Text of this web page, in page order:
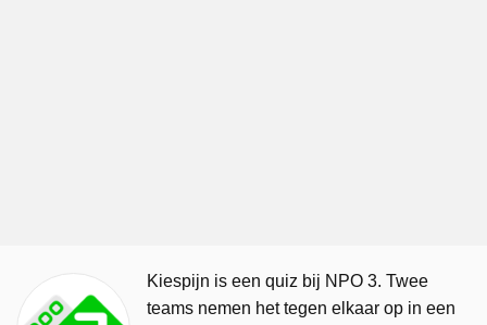
Kiespijn is een quiz bij NPO 3. Twee
teams nemen het tegen elkaar op in een